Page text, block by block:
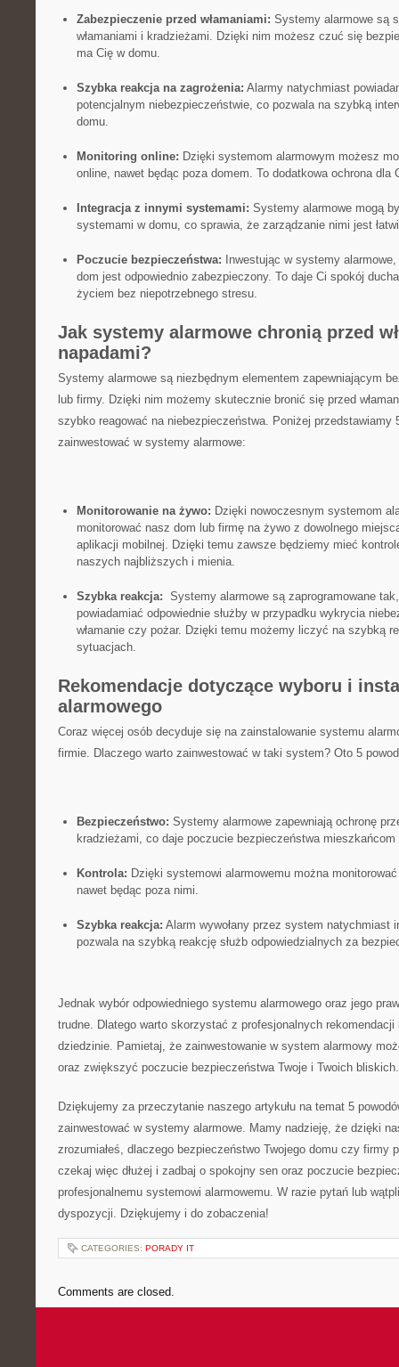
Zabezpieczenie przed włamaniami: Systemy ‌alarmowe są
włamaniami⁤ i ⁤kradzieżami. Dzięki nim możesz ​czuć się
ma Cię‍ w domu.
Szybka ⁢reakcja‌ na zagrożenia: Alarmy natychmiast
potencjalnym⁢ niebezpieczeństwie, co​ pozwala na ‌szybką
domu.
Monitoring online: Dzięki systemom alarmowym⁢ możesz‌
⁤online,​ nawet będąc poza ‌domem. To dodatkowa‍ ochrona ⁢dla
Integracja z innymi systemami: Systemy alarmowe mogą
systemami w⁢ domu, co⁤ sprawia, ⁢że ⁣zarządzanie nimi jest
Poczucie bezpieczeństwa: Inwestując⁣ w systemy
dom jest odpowiednio zabezpieczony. To daje Ci spokój
życiem ‍bez niepotrzebnego stresu.
Jak ⁢systemy‌ alarmowe chronią przed
napadami?
Systemy alarmowe⁢ są niezbędnym elementem zapewniającym
lub firmy. ⁤Dzięki nim możemy​ skutecznie ⁣bronić się przed
szybko reagować ⁤na niebezpieczeństwa.⁤ Poniżej przedstawiamy
zainwestować w systemy alarmowe:
Monitorowanie na żywo: ‍Dzięki nowoczesnym systemom
monitorować nasz dom lub firmę na żywo z dowolnego
aplikacji mobilnej. Dzięki⁢ temu‌ zawsze będziemy‌ mieć
naszych najbliższych ⁤i ⁣mienia.
Szybka reakcja:
Systemy alarmowe są⁢ zaprogramowane
powiadamiać ⁢odpowiednie służby w przypadku wykrycia
włamanie czy pożar.‌ Dzięki ⁤temu⁣ możemy liczyć ⁤na szybką
⁢sytuacjach.
Rekomendacje dotyczące wyboru i⁢
alarmowego
Coraz⁤ więcej‌ osób ⁣decyduje ‍się na zainstalowanie systemu
firmie. Dlaczego warto ‍zainwestować w ⁢taki system? Oto 5
Bezpieczeństwo: Systemy alarmowe zapewniają ochronę
‌kradzieżami, co daje poczucie bezpieczeństwa mieszkańcom
Kontrola: ‌Dzięki​ systemowi ‍alarmowemu można
nawet ⁣będąc poza‍ nimi.
Szybka ⁢reakcja: Alarm wywołany przez ⁣system natychmiast
pozwala na szybką reakcję służb odpowiedzialnych za
Jednak wybór odpowiedniego‌ systemu⁢ alarmowego​ oraz ⁤jego
trudne. Dlatego ⁤warto skorzystać⁢ z profesjonalnych rekomendacji
dziedzinie. Pamietaj, że zainwestowanie w system​ alarmowy
oraz zwiększyć poczucie bezpieczeństwa Twoje i Twoich ‌bliskich.
Dziękujemy za przeczytanie ‍naszego artykułu na temat ⁣5
zainwestować ⁤w systemy alarmowe. ⁣Mamy nadzieję, że ⁣dzięki
zrozumiałeś, ⁢dlaczego bezpieczeństwo Twojego domu czy firmy⁢
czekaj więc dłużej i zadbaj o spokojny ⁣sen oraz poczucie
profesjonalnemu ⁢systemowi alarmowemu. ⁣W razie pytań lub
dyspozycji. Dziękujemy i do zobaczenia!
CATEGORIES: PORADY IT
Comments are closed.